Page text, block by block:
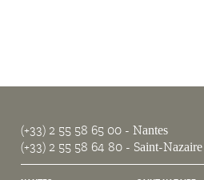
(+33) 2 55 58 65 00 - Nantes
(+33) 2 55 58 64 80 - Saint-Nazaire